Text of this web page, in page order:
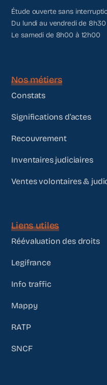
Étude ouverte sans
Du lundi au vendredi de 8h30
Le samedi de 8h00 à 12h00
Nos métiers
Constats
Significations d’actes
Recouvrement
Inventaires judiciaires
Ventes volontaires &
Liens utiles
Réévaluation des droits
Legifrance
Info traffic
Mappy
RATP
SNCF